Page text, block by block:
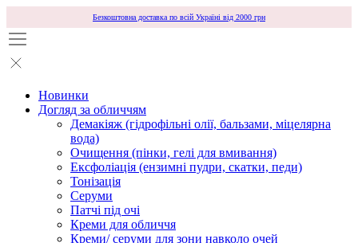
Безкоштовна доставка по всій Україні від 2000 грн
Новинки
Догляд за обличчям
Демакіяж (гідрофільні олії, бальзами, міцелярна
вода)
Очищення (пінки, гелі для вмивання)
Ексфоліація (ензимні пудри, скатки, педи)
Тонізація
Серуми
Патчі під очі
Креми для обличчя
Креми/ серуми для зони навколо очей